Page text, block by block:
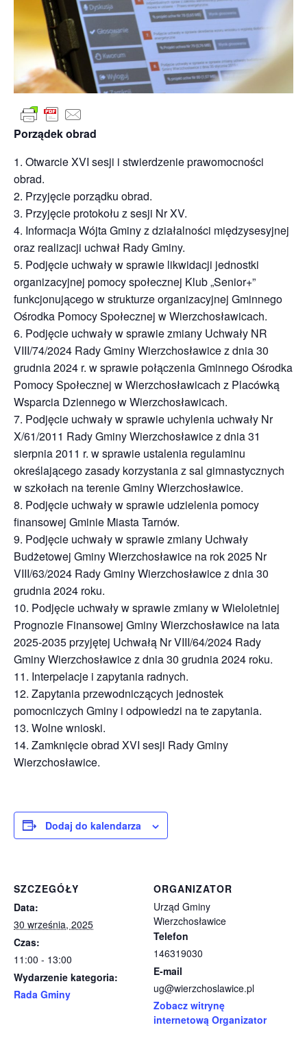
Porządek obrad
1. Otwarcie XVI sesji i stwierdzenie prawomocności
obrad.
2. Przyjęcie porządku obrad.
3. Przyjęcie protokołu z sesji Nr XV.
4. Informacja Wójta Gminy z działalności międzysesyjnej
oraz realizacji uchwał Rady Gminy.
5. Podjęcie uchwały w sprawie likwidacji jednostki
organizacyjnej pomocy społecznej Klub „Senior+”
funkcjonującego w strukturze organizacyjnej Gminnego
Ośrodka Pomocy Społecznej w Wierzchosławicach.
6. Podjęcie uchwały w sprawie zmiany Uchwały NR
VIII/74/2024 Rady Gminy Wierzchosławice z dnia 30
grudnia 2024 r. w sprawie połączenia Gminnego Ośrodka
Pomocy Społecznej w Wierzchosławicach z Placówką
Wsparcia Dziennego w Wierzchosławicach.
7. Podjęcie uchwały w sprawie uchylenia uchwały Nr
X/61/2011 Rady Gminy Wierzchosławice z dnia 31
sierpnia 2011 r. w sprawie ustalenia regulaminu
określającego zasady korzystania z sal gimnastycznych
w szkołach na terenie Gminy Wierzchosławice.
8. Podjęcie uchwały w sprawie udzielenia pomocy
finansowej Gminie Miasta Tarnów.
9. Podjęcie uchwały w sprawie zmiany Uchwały
Budżetowej Gminy Wierzchosławice na rok 2025 Nr
VIII/63/2024 Rady Gminy Wierzchosławice z dnia 30
grudnia 2024 roku.
10. Podjęcie uchwały w sprawie zmiany w Wieloletniej
Prognozie Finansowej Gminy Wierzchosławice na lata
2025-2035 przyjętej Uchwałą Nr VIII/64/2024 Rady
Gminy Wierzchosławice z dnia 30 grudnia 2024 roku.
11. Interpelacje i zapytania radnych.
12. Zapytania przewodniczących jednostek
pomocniczych Gminy i odpowiedzi na te zapytania.
13. Wolne wnioski.
14. Zamknięcie obrad XVI sesji Rady Gminy
Wierzchosławice.
Dodaj do kalendarza
SZCZEGÓŁY
Data:
30 września, 2025
Czas:
11:00 - 13:00
Wydarzenie kategoria:
Rada Gminy
ORGANIZATOR
Urząd Gminy
Wierzchosławice
Telefon
146319030
E-mail
ug@wierzchoslawice.pl
Zobacz witrynę
internetową Organizator